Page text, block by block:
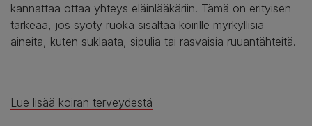
kannattaa ottaa yhteys eläinlääkäriin. Tämä on erityisen
tärkeää, jos syöty ruoka sisältää koirille myrkyllisiä
aineita, kuten suklaata, sipulia tai rasvaisia ruuantähteitä.
Lue lisää koiran terveydestä